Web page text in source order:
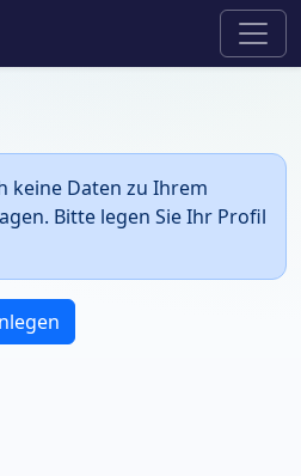
keine Daten zu Ihrem
Bitte legen Sie Ihr Profil